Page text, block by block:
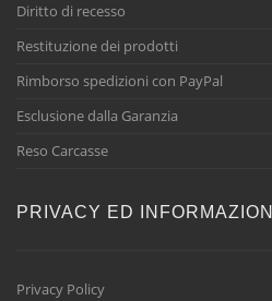
Diritto di recesso
Restituzione dei prodotti
Rimborso spedizioni con PayPal
Esclusione dalla Garanzia
Reso Carcasse
PRIVACY ED INFORMAZIONI
Privacy Policy